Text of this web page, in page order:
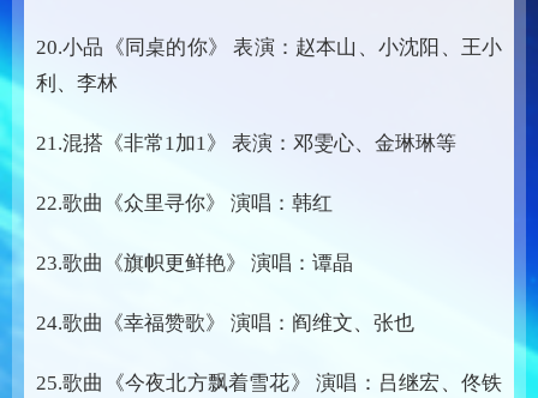
20.小品《同桌的你》 表演：赵本山、小沈阳、王小
利、李林
21.混搭《非常1加1》 表演：邓雯心、金琳琳等
22.歌曲《众里寻你》 演唱：韩红
23.歌曲《旗帜更鲜艳》 演唱：谭晶
24.歌曲《幸福赞歌》 演唱：阎维文、张也
25.歌曲《今夜北方飘着雪花》 演唱：吕继宏、佟铁